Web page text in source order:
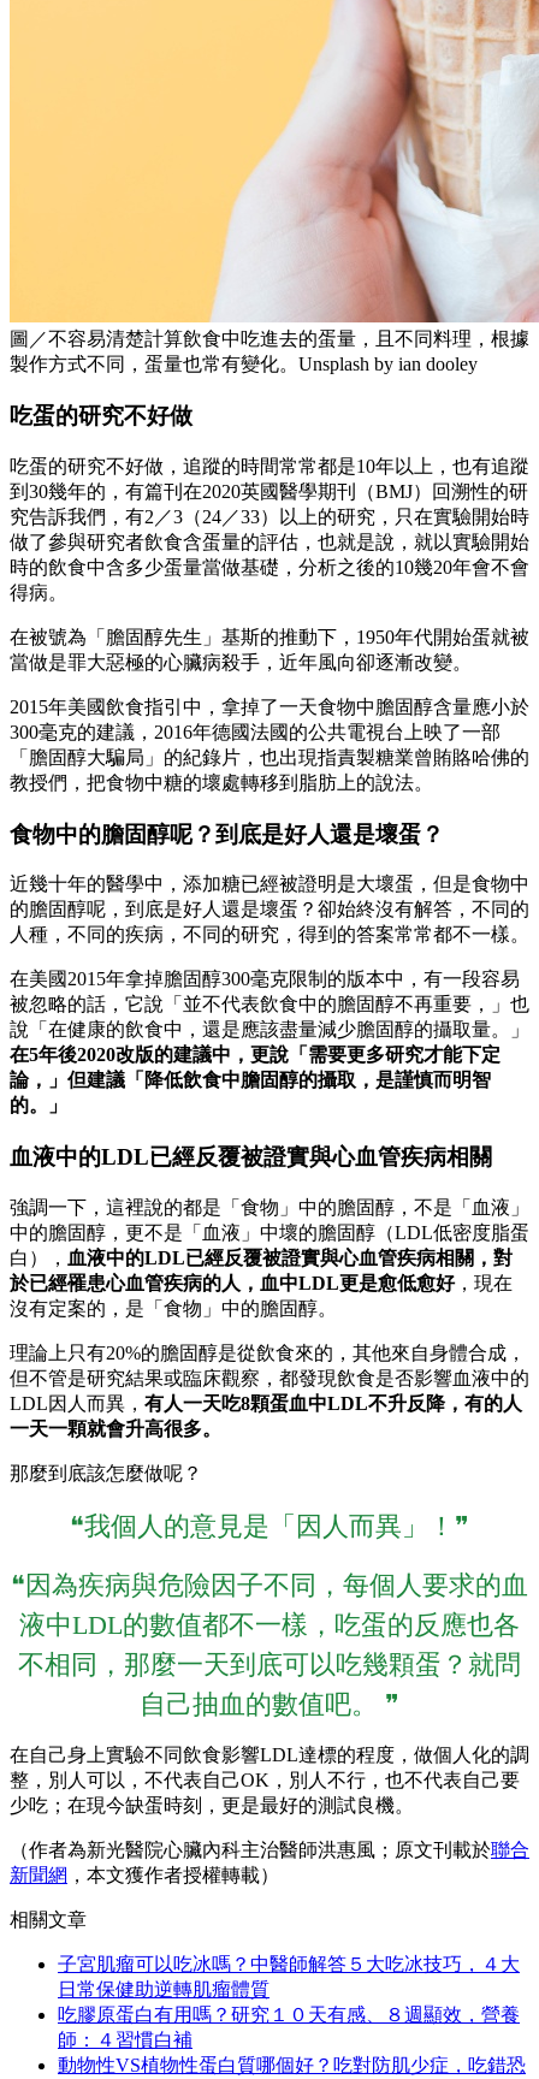
圖／不容易清楚計算飲食中吃進去的蛋量，且不同料理，根據
製作方式不同，蛋量也常有變化。Unsplash by ian dooley
吃蛋的研究不好做
吃蛋的研究不好做，追蹤的時間常常都是10年以上，也有追蹤
到30幾年的，有篇刊在2020英國醫學期刊（BMJ）回溯性的研
究告訴我們，有2／3（24／33）以上的研究，只在實驗開始時
做了參與研究者飲食含蛋量的評估，也就是說，就以實驗開始
時的飲食中含多少蛋量當做基礎，分析之後的10幾20年會不會
得病。
在被號為「膽固醇先生」基斯的推動下，1950年代開始蛋就被
當做是罪大惡極的心臟病殺手，近年風向卻逐漸改變。
2015年美國飲食指引中，拿掉了一天食物中膽固醇含量應小於
300毫克的建議，2016年德國法國的公共電視台上映了一部
「膽固醇大騙局」的紀錄片，也出現指責製糖業曾賄賂哈佛的
教授們，把食物中糖的壞處轉移到脂肪上的說法。
食物中的膽固醇呢？到底是好人還是壞蛋？
近幾十年的醫學中，添加糖已經被證明是大壞蛋，但是食物中
的膽固醇呢，到底是好人還是壞蛋？卻始終沒有解答，不同的
人種，不同的疾病，不同的研究，得到的答案常常都不一樣。
在美國2015年拿掉膽固醇300毫克限制的版本中，有一段容易
被忽略的話，它說「並不代表飲食中的膽固醇不再重要，」也
說「在健康的飲食中，還是應該盡量減少膽固醇的攝取量。」
在5年後2020改版的建議中，更說「需要更多研究才能下定
論，」但建議「降低飲食中膽固醇的攝取，是謹慎而明智
的。」
血液中的LDL已經反覆被證實與心血管疾病相關
強調一下，這裡說的都是「食物」中的膽固醇，不是「血液」
中的膽固醇，更不是「血液」中壞的膽固醇（LDL低密度脂蛋
白）， 血液中的LDL已經反覆被證實與心血管疾病相關，對
於已經罹患心血管疾病的人，血中LDL更是愈低愈好，現在
沒有定案的，是「食物」中的膽固醇。
理論上只有20%的膽固醇是從飲食來的，其他來自身體合成，
但不管是研究結果或臨床觀察，都發現飲食是否影響血液中的
LDL因人而異， 有人一天吃8顆蛋血中LDL不升反降，有的人
一天一顆就會升高很多。
那麼到底該怎麼做呢？
❝我個人的意見是「因人而異」！❞
❝因為疾病與危險因子不同，每個人要求的血
液中LDL的數值都不一樣，吃蛋的反應也各
不相同，那麼一天到底可以吃幾顆蛋？就問
自己抽血的數值吧。 ❞
在自己身上實驗不同飲食影響LDL達標的程度，做個人化的調
整，別人可以，不代表自己OK，別人不行，也不代表自己要
少吃；在現今缺蛋時刻，更是最好的測試良機。
（作者為新光醫院心臟內科主治醫師洪惠風；原文刊載於聯合
新聞網 ，本文獲作者授權轉載）
相關文章
子宮肌瘤可以吃冰嗎？中醫師解答５大吃冰技巧，４大
日常保健助逆轉肌瘤體質
吃膠原蛋白有用嗎？研究１０天有感、８週顯效，營養
師：４習慣白補
動物性VS植物性蛋白質哪個好？吃對防肌少症，吃錯恐